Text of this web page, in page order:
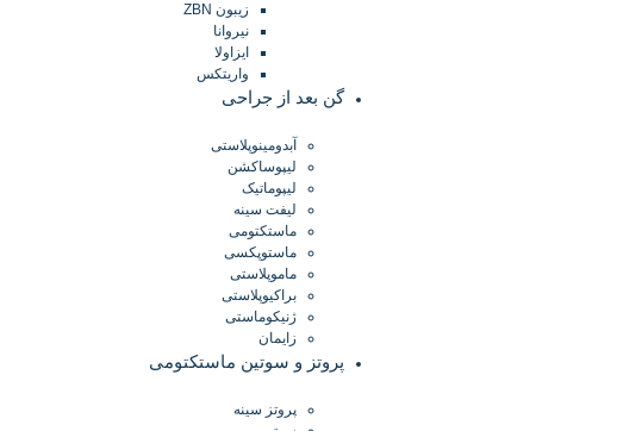
زیبون ZBN
نیروانا
ایزاولا
واریتکس
گن بعد از جراحی
آبدومینوپلاستی
لیپوساکشن
لیپوماتیک
لیفت سینه
ماستکتومی
ماستوپکسی
ماموپلاستی
براکیوپلاستی
ژنیکوماستی
زایمان
پروتز و سوتین ماستکتومی
پروتز سینه